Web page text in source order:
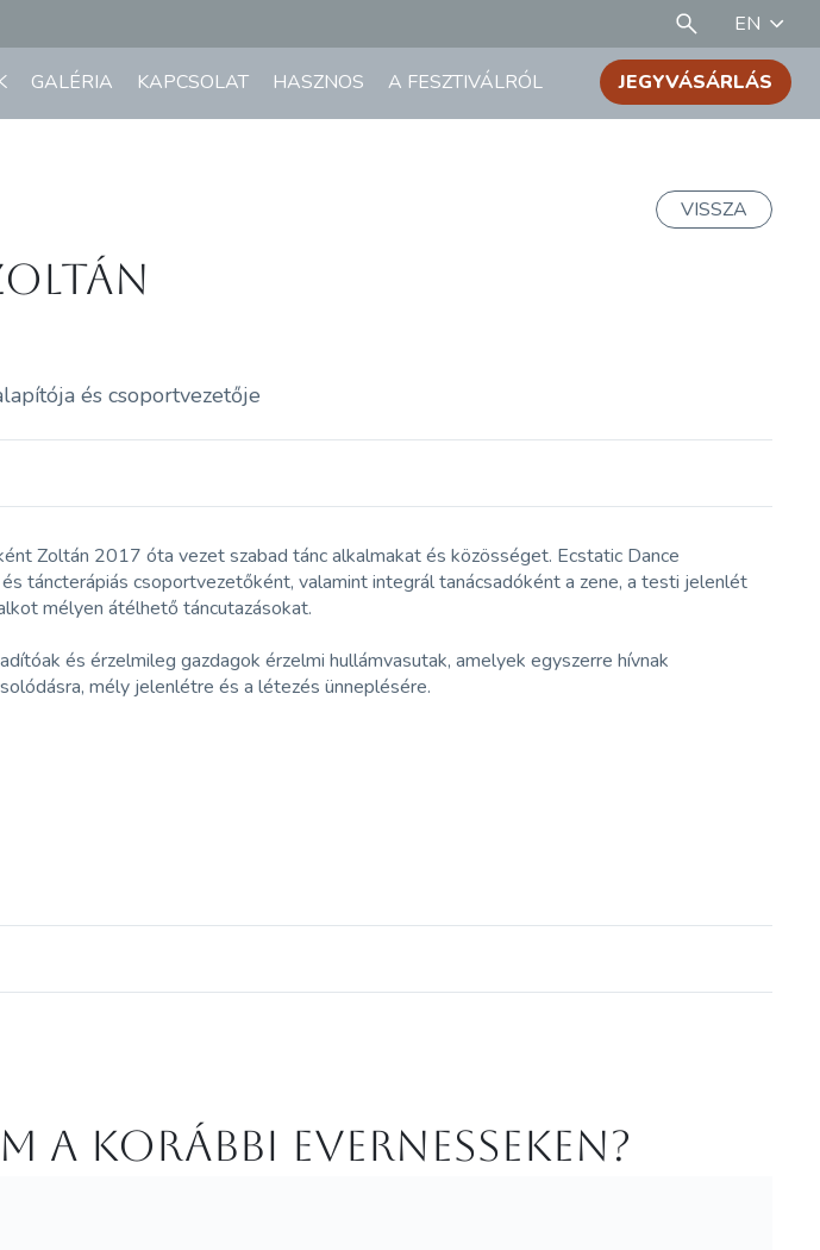
EN
GALÉRIA KAPCSOLAT HASZNOS A FESZTIVÁLRÓL JEGYVÁSÁRLÁS
VISSZA
és csoportvezetője
Zoltán 2017 óta vezet szabad tánc alkalmakat és közösséget. Ecstatic Dance
táncterápiás csoportvezetőként, valamint integrál tanácsadóként a zene, a testi jelenlét
mélyen átélhető táncutazásokat.
és érzelmileg gazdagok érzelmi hullámvasutak, amelyek egyszerre hívnak
mély jelenlétre és a létezés ünneplésére.
korábbi Evernesseken?